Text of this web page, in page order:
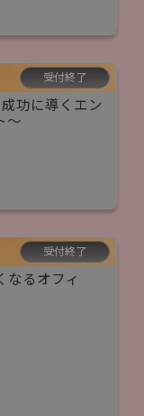
受付終了
功に導くエン
～
受付終了
なるオフィ